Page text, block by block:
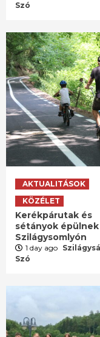
Szó
AKTUALITÁSOK
KÖZÉLET
Kerékpárutak és
sétányok épülnek
Szilágysomlyón
1 day ago
Szó